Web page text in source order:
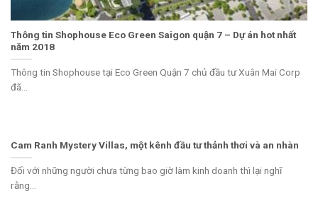
Thông tin Shophouse Eco Green Saigon quận 7 – Dự án hot nhất
năm 2018
Thông tin Shophouse tại Eco Green Quận 7 chủ đầu tư Xuân Mai Corp
đã...
Cam Ranh Mystery Villas, một kênh đầu tư thảnh thơi và an nhàn
Đối với những người chưa từng bao giờ làm kinh doanh thì lại nghĩ
rằng...